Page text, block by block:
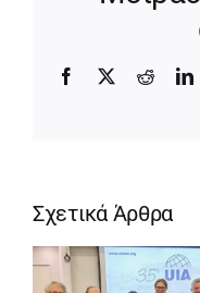
Facebook
X Reddit
Σχετικά Άρθρα